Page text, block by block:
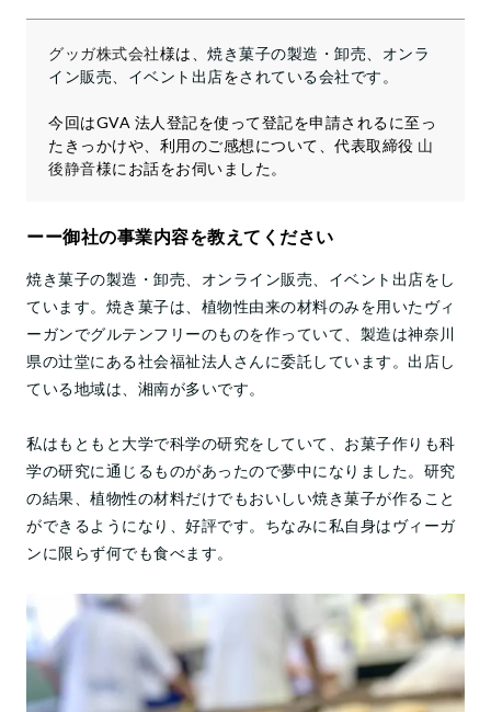
グッガ株式会社様は、 焼き菓子の製造・卸売、オンラ
イン販売、イベント出店をされている会社です。
今回はGVA 法人登記を使って登記を申請されるに至っ
たきっかけや、利用のご感想について、代表取締役 山
後静音様にお話をお伺いました。
ーー御社の事業内容を教えてください
焼き菓子の製造・卸売、オンライン販売、イベント出店をし
ています。焼き菓子は、植物性由来の材料のみを用いたヴィ
ーガンでグルテンフリーのものを作っていて、製造は神奈川
県の辻堂にある社会福祉法人さんに委託しています。出店し
ている地域は、湘南が多いです。
私はもともと大学で科学の研究をしていて、お菓子作りも科
学の研究に通じるものがあったので夢中になりました。研究
の結果、植物性の材料だけでもおいしい焼き菓子が作ること
ができるようになり、好評です。ちなみに私自身はヴィーガ
ンに限らず何でも食べます。